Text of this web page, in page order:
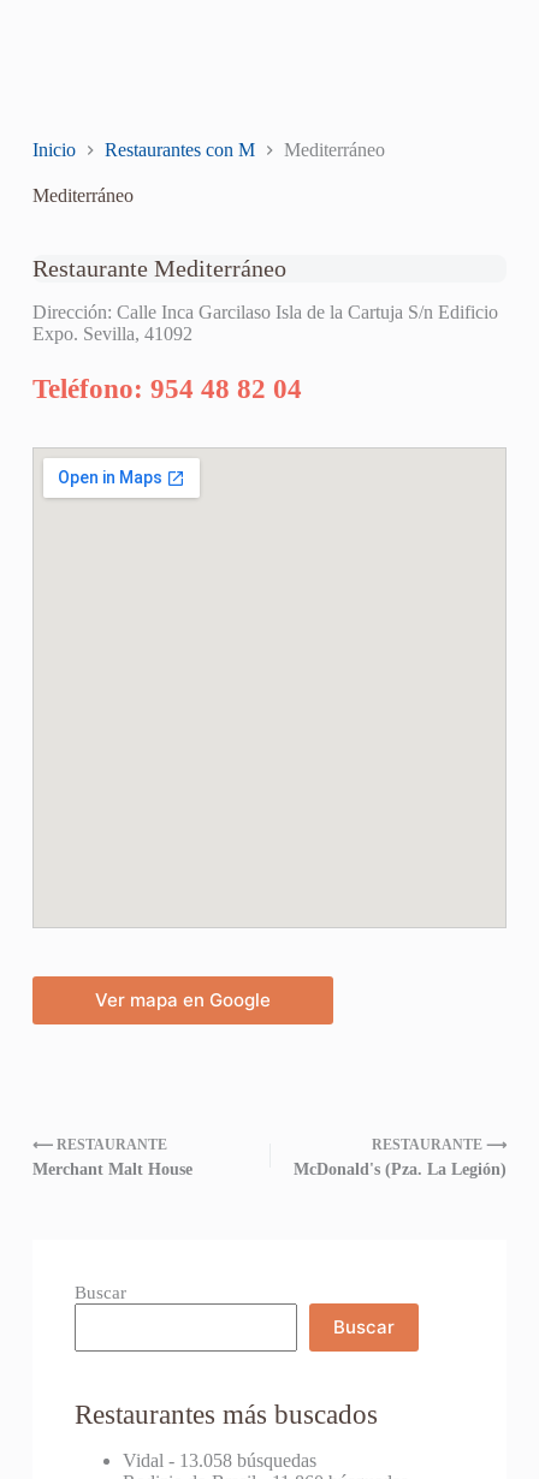
Inicio Restaurantes con M Mediterráneo
Mediterráneo
Restaurante Mediterráneo
Dirección: Calle Inca Garcilaso Isla de la Cartuja S/n Edificio
Expo. Sevilla, 41092
Teléfono: 954 48 82 04
Ver mapa en Google
⟵ RESTAURANTE
Merchant Malt House
RESTAURANTE ⟶
McDonald's (Pza. La Legión)
Buscar
Buscar
Restaurantes más buscados
Vidal - 13.058 búsquedas